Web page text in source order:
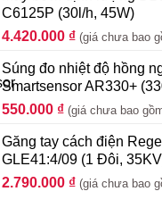
C6125P (30l/h, 45W)
4.420.000 ₫ (giá chưa bao
Súng đo nhiệt độ hồng
Smartsensor AR330+
550.000 ₫ (giá chưa bao
Găng tay cách điện
GLE41:4/09 (1 Đôi,
2.790.000 ₫ (giá chưa bao